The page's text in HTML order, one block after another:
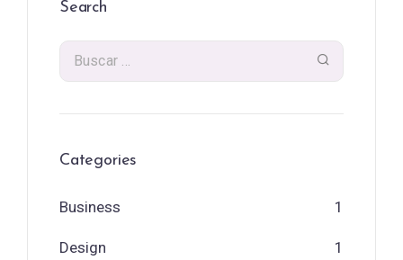
Search
Categories
Business 1
Design 1